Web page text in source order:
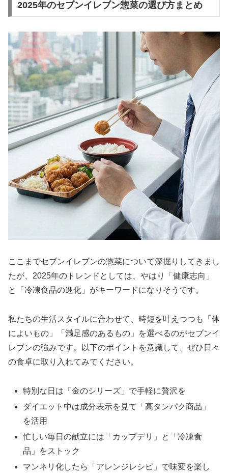
2025年のセブンイレブン惣菜の選び方まとめ
ここまでセブンイレブンの惣菜について深掘りしてきまし
たが、2025年のトレンドとしては、やはり「健康志向」
と「冷凍食品の進化」がキーワードになりそうです。
私たちの生活スタイルに合わせて、時短を叶えつつも「体
によいもの」「満足感のあるもの」を選べるのがセブンイ
レブンの強みです。以下のポイントを意識して、ぜひ日々
の食卓に取り入れてみてください。
特別な日は「金のシリーズ」で手軽に贅沢を
ダイエット中は成分表示を見て「高タンパク商品」
を活用
忙しい毎日の献立には「カップデリ」と「冷凍食
品」をストック
マンネリ化したら「アレンジレシピ」で味変を楽し